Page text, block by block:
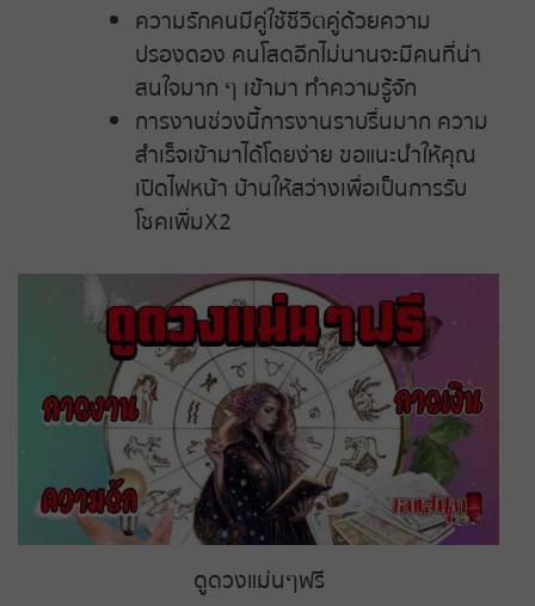
ความรักคนมีคู่ใช้ชีวิตคู่ด้วยความ
ปรองดอง คนโสดอีกไม่นานจะมีคนที่น่า
สนใจมาก ๆ เข้ามา ทำความรู้จัก
การงานช่วงนี้การงานราบรื่นมาก ความ
สำเร็จเข้ามาได้โดยง่าย ขอแนะนำให้คุณ
เปิดไฟหน้า บ้านให้สว่างเพื่อเป็นการรับ
โชคเพิ่มX2
ดูดวงแม่นๆฟรี